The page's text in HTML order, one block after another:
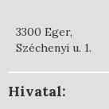
3300 Eger,
Széchenyi u. 1.
Hivatal: